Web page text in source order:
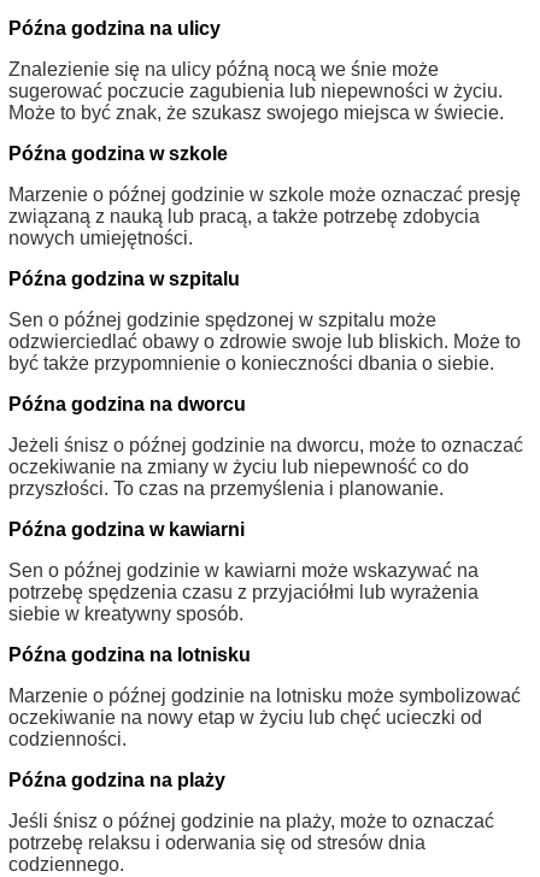
Późna godzina na ulicy
Znalezienie się na ulicy późną nocą we śnie może
sugerować poczucie zagubienia lub niepewności w życiu.
Może to być znak, że szukasz swojego miejsca w świecie.
Późna godzina w szkole
Marzenie o późnej godzinie w szkole może oznaczać presję
związaną z nauką lub pracą, a także potrzebę zdobycia
nowych umiejętności.
Późna godzina w szpitalu
Sen o późnej godzinie spędzonej w szpitalu może
odzwierciedlać obawy o zdrowie swoje lub bliskich. Może to
być także przypomnienie o konieczności dbania o siebie.
Późna godzina na dworcu
Jeżeli śnisz o późnej godzinie na dworcu, może to oznaczać
oczekiwanie na zmiany w życiu lub niepewność co do
przyszłości. To czas na przemyślenia i planowanie.
Późna godzina w kawiarni
Sen o późnej godzinie w kawiarni może wskazywać na
potrzebę spędzenia czasu z przyjaciółmi lub wyrażenia
siebie w kreatywny sposób.
Późna godzina na lotnisku
Marzenie o późnej godzinie na lotnisku może symbolizować
oczekiwanie na nowy etap w życiu lub chęć ucieczki od
codzienności.
Późna godzina na plaży
Jeśli śnisz o późnej godzinie na plaży, może to oznaczać
potrzebę relaksu i oderwania się od stresów dnia
codziennego.